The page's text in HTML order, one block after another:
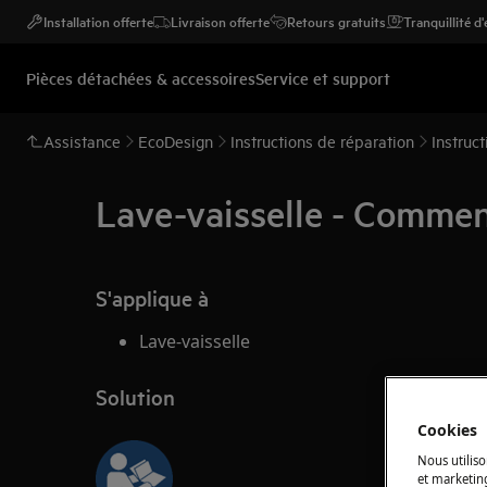
Installation offerte Livraison offerte Retours gratuits Tranquillité
Pièces détachées & accessoiresService et support
Assistance EcoDesign Instructions de réparation
Lave-vaisselle -
S'applique à
Lave-vaisselle
Solution
Cookies
Nous
et